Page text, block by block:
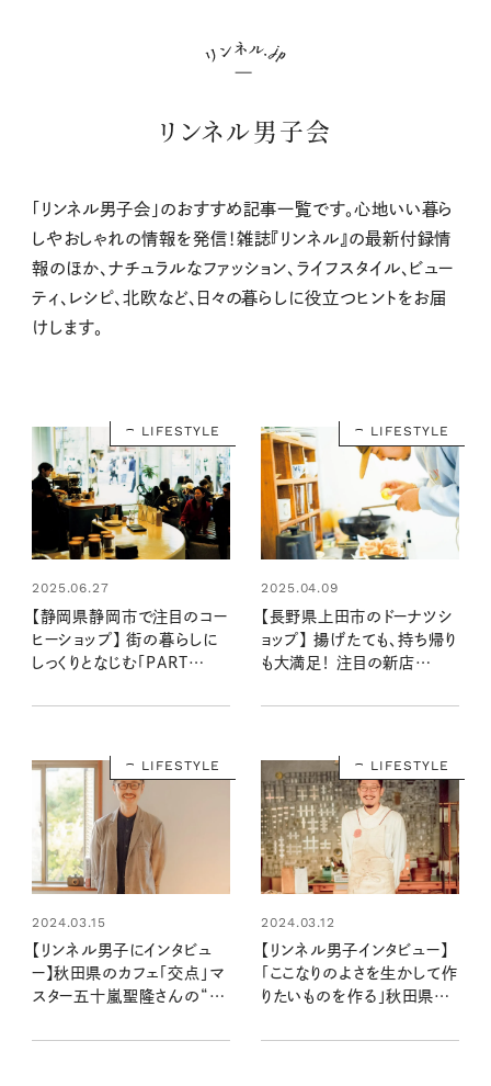
リンネル男子会
「リンネル男子会」のおすすめ記事一覧です。心地いい暮ら
しやおしゃれの情報を発信！雑誌『リンネル』の最新付録情
報のほか、ナチュラルなファッション、ライフスタイル、ビュー
ティ、レシピ、北欧など、日々の暮らしに役立つヒントをお届
けします。
LIFESTYLE
2025.06.27
【静岡県静岡市で注目のコー
ヒーショップ】 街の暮らしに
しっくりとなじむ「PART
LIFESTYLE
2025.04.09
【長野県上田市のドーナツシ
ョップ】 揚げたても、持ち帰り
も大満足！ 注目の新店
LIFESTYLE
2024.03.15
【リンネル男子にインタビュ
ー】秋田県のカフェ「交点」マ
スター五十嵐聖隆さんの“好
LIFESTYLE
2024.03.12
【リンネル男子インタビュー】
「ここなりのよさを生かして作
りたいものを作る」秋田県五
り」店主・小松田靖之さん